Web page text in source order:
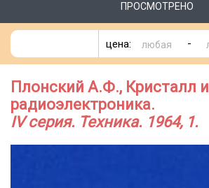
ПРОСМОТРЕНО
цена: -
Плонский А.Ф., Кристалл и
радиоэлектроника.
IV серия. Техника. 1964, 1.